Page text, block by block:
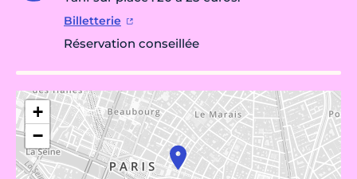
Billetterie
Réservation conseillée
+
−